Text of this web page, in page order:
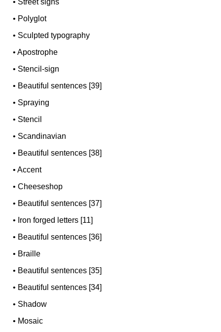
• Street signs
• Polyglot
• Sculpted typography
•Apostrophe
• Stencil-sign
• Beautiful sentences [39]
• Spraying
• Stencil
• Scandinavian
• Beautiful sentences [38]
•Accent
•Cheeseshop
• Beautiful sentences [37]
• Iron forged letters [11]
• Beautiful sentences [36]
• Braille
• Beautiful sentences [35]
• Beautiful sentences [34]
• Shadow
• Mosaic